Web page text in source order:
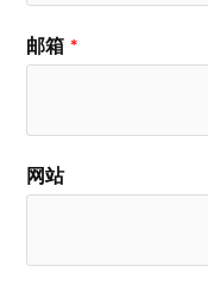
邮箱 *
网站